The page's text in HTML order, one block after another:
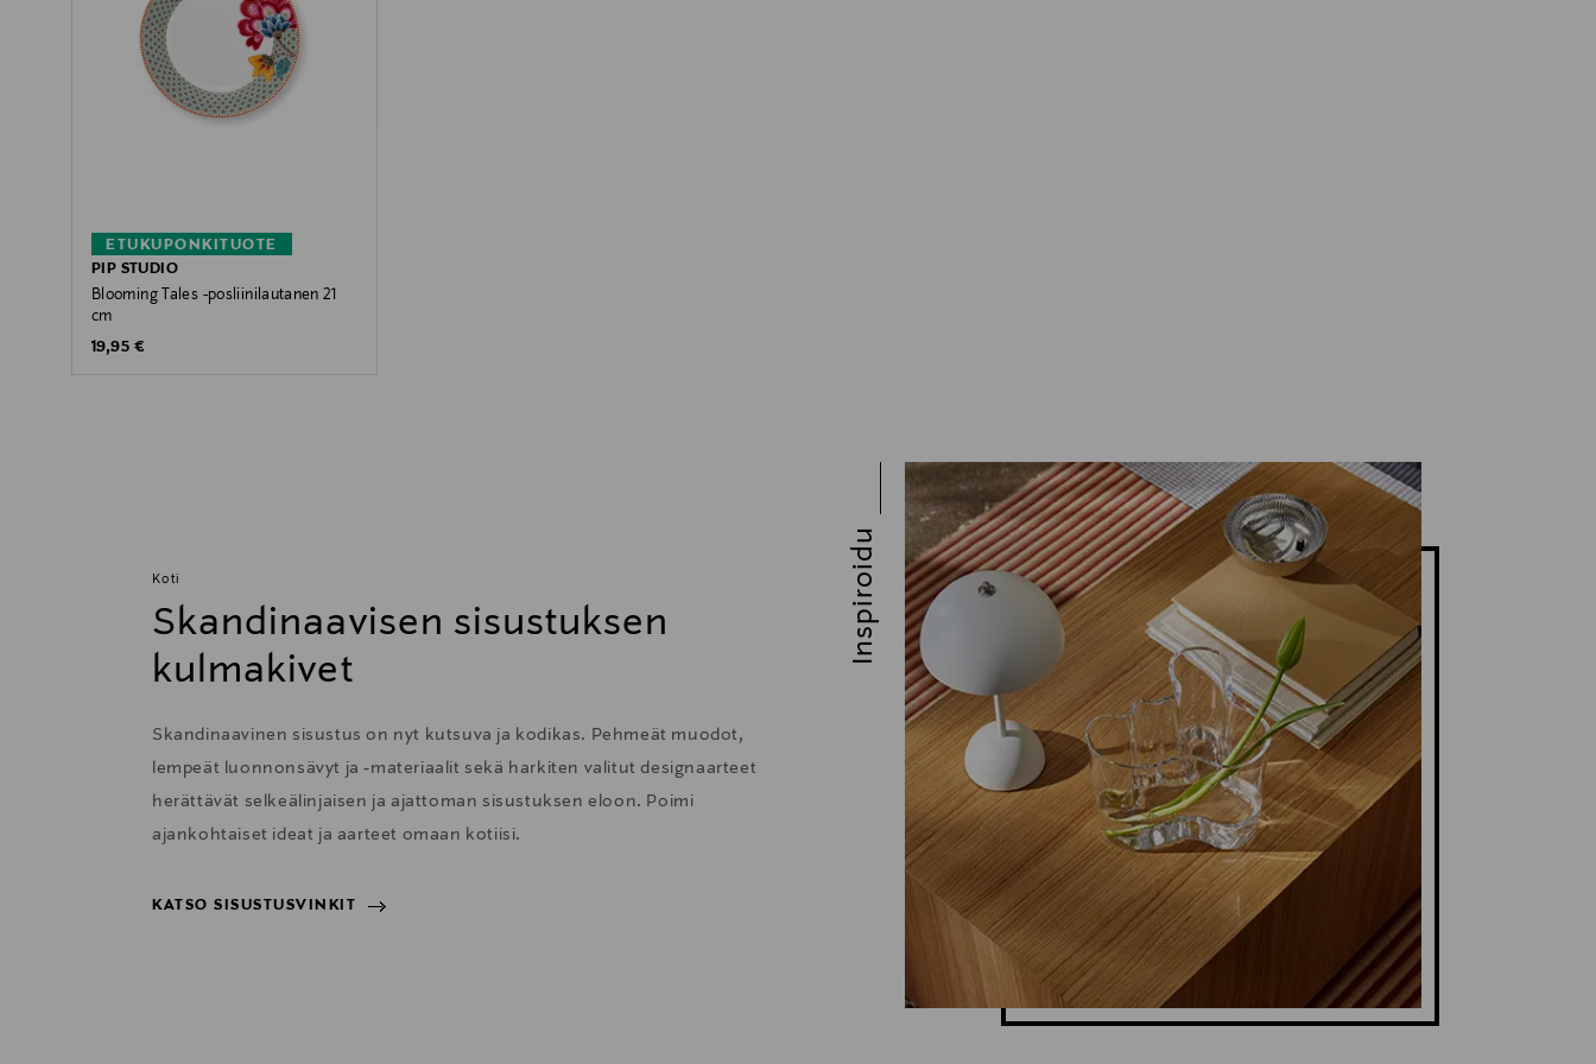
ETUKUPONKITUOTE
PIP STUDIO
Blooming Tales -posliinilautanen 21
cm
Original Price
19,95 €
Koti
Skandinaavisen sisustuksen
kulmakivet
Skandinaavinen sisustus on nyt kutsuva ja kodikas. Pehmeät muodot,
lempeät luonnonsävyt ja -materiaalit sekä harkiten valitut designaarteet
herättävät selkeälinjaisen ja ajattoman sisustuksen eloon. Poimi
ajankohtaiset ideat ja aarteet omaan kotiisi.
KATSO SISUSTUSVINKIT
Inspiroidu